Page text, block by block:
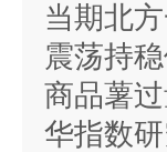
当期北
震荡持
商品薯
华指数